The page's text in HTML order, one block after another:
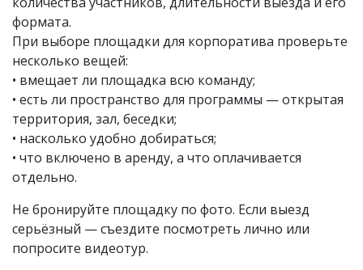
формата.
При выборе площадки для корпоратива проверьте
несколько вещей:
• вмещает ли площадка всю команду;
• есть ли пространство для программы — открытая
территория, зал, беседки;
• насколько удобно добираться;
• что включено в аренду, а что оплачивается
отдельно.
Не бронируйте площадку по фото. Если выезд
серьёзный — съездите посмотреть лично или
попросите видеотур.